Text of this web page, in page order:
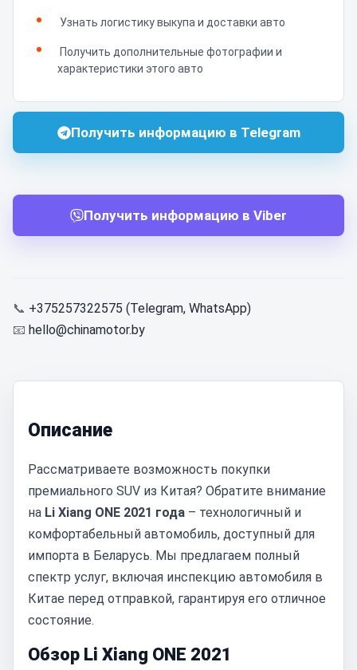
Узнать логистику выкупа и доставки авто
Получить дополнительные фотографии и
характеристики этого авто
Получить информацию в Telegram
Получить информацию в Viber
📞 +375257322575 (Telegram, WhatsApp)
📧 hello@chinamotor.by
Описание
Рассматриваете возможность покупки
премиального SUV из Китая? Обратите внимание
на Li Xiang ONE 2021 года – технологичный и
комфортабельный автомобиль, доступный для
импорта в Беларусь. Мы предлагаем полный
спектр услуг, включая инспекцию автомобиля в
Китае перед отправкой, гарантируя его отличное
состояние.
Обзор Li Xiang ONE 2021